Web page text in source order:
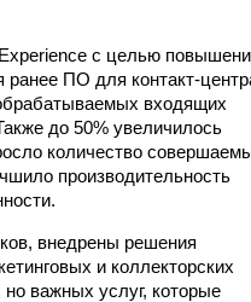
с целью
ПО для контакт-
входящих
до 50% увеличилось
количество
производительность
внедрены решения
и коллекторских
важных услуг, которые